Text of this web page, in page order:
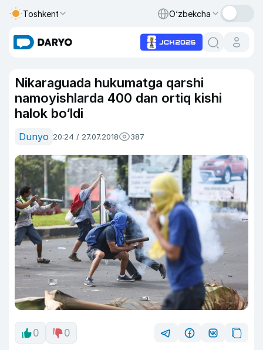
Toshkent O‘zbekcha
Nikaraguada hukumatga qarshi
namoyishlarda 400 dan ortiq kishi
halok bo‘ldi
Dunyo 20:24 / 27.07.2018 387
0 0